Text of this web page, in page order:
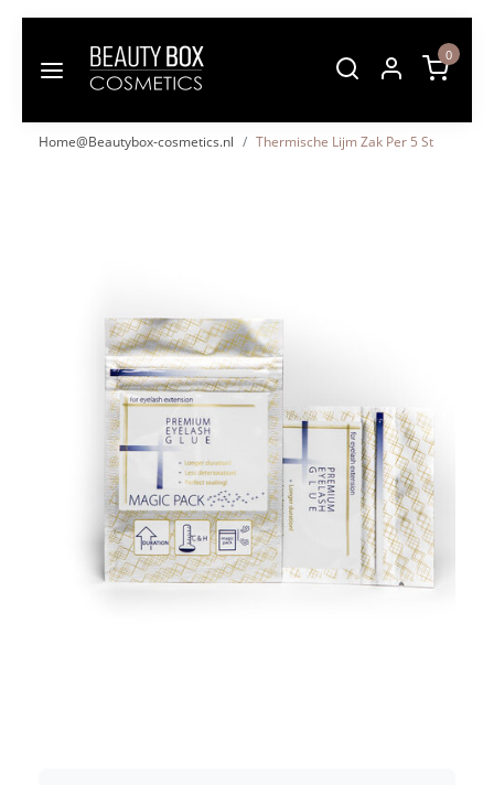
0
Home@Beautybox-cosmetics.nl Thermische Lijm Zak Per 5 St